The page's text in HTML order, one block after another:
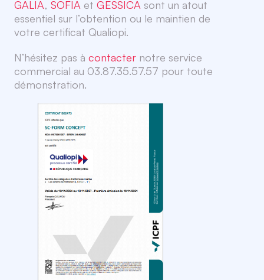
GALIA, SOFIA et GESSICA sont un atout
essentiel sur l’obtention ou le maintien de
votre certificat Qualiopi.
N’hésitez pas à contacter notre service
commercial au 03.87.35.57.57 pour toute
démonstration.